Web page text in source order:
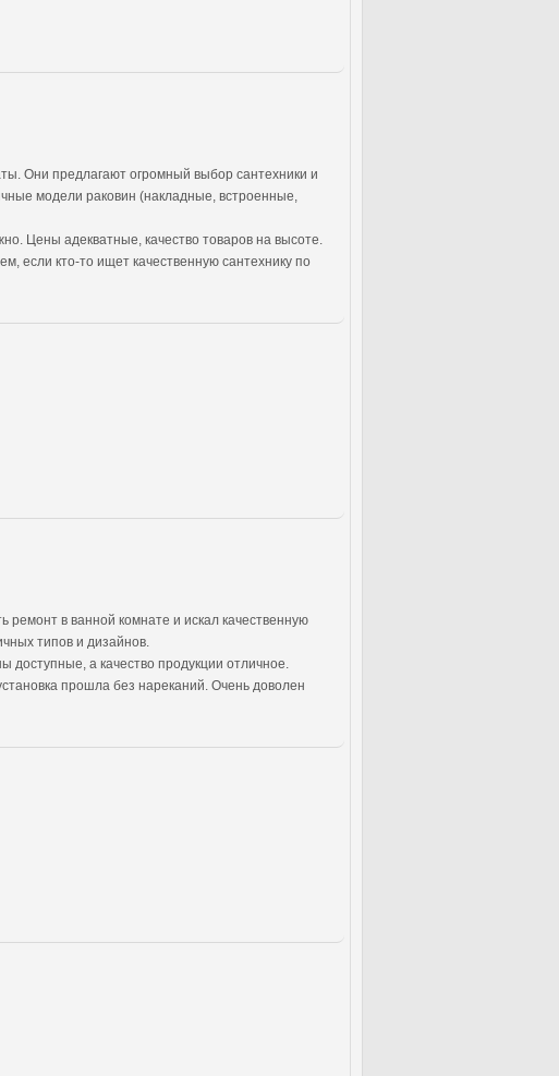
Они предлагают огромный выбор сантехники и
модели раковин (накладные, встроенные,
Цены адекватные, качество товаров на высоте.
если кто-то ищет качественную сантехнику по
в ванной комнате и искал качественную
типов и дизайнов.
доступные, а качество продукции отличное.
прошла без нареканий. Очень доволен